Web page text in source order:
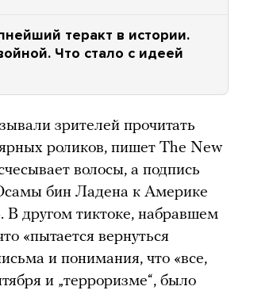
теракт в истории.
Что стало с идеей
зрителей прочитать
роликов, пишет The New
волосы, а подпись
бин Ладена к Америке
В другом тиктоке, набравшем
«пытается вернуться
и понимания, что «все,
и „терроризме“, было